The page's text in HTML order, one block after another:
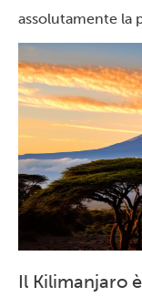
assolutamente la
Il Kilimanjaro